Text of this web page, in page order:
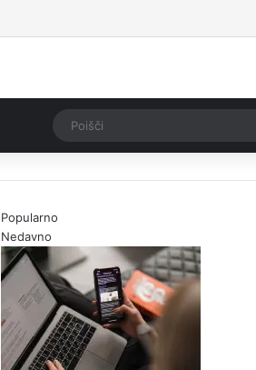
Popularno
Nedavno